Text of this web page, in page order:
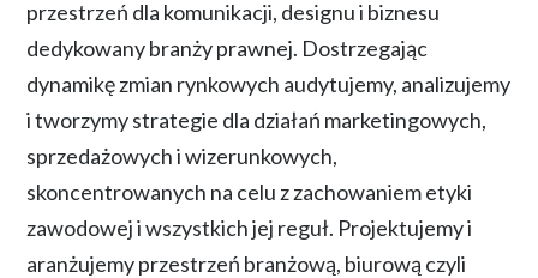
przestrzeń dla komunikacji, designu i biznesu
dedykowany branży prawnej. Dostrzegając
dynamikę zmian rynkowych audytujemy, analizujemy
i tworzymy strategie dla działań marketingowych,
sprzedażowych i wizerunkowych,
skoncentrowanych na celu z zachowaniem etyki
zawodowej i wszystkich jej reguł. Projektujemy i
aranżujemy przestrzeń branżową, biurową czyli